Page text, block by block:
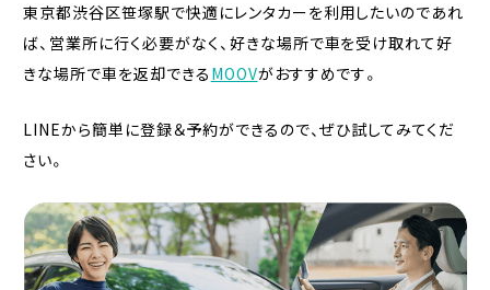
東京都渋谷区笹塚駅で快適にレンタカーを利用したいのであれ
ば、営業所に行く必要がなく、好きな場所で車を受け取れて好
きな場所で車を返却できる MOOVがおすすめです。
LINEから簡単に登録＆予約ができるので、ぜひ試してみてくだ
さい。